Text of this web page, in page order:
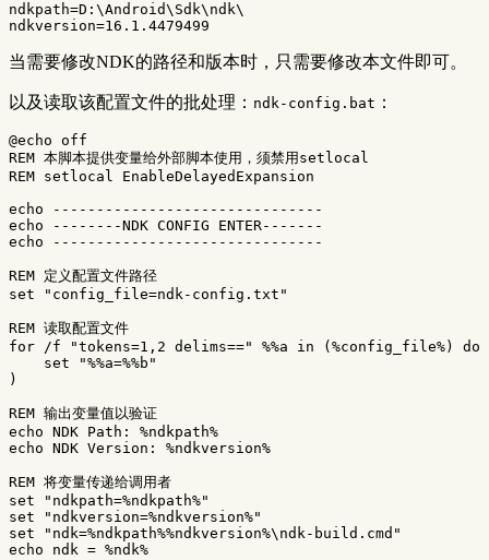
ndkpath=D:\Android\Sdk\ndk\
当需要修改NDK的路径和版本时，只需要修改本文件即可。
以及读取该配置文件的批处理： ndk-config.bat ：
@echo off
REM 本脚本提供变量给外部脚本使用，须禁用setlocal
REM setlocal EnableDelayedExpansion
echo
-------------------------------
echo
------ --NDK CONFIG ENTER-------
echo
-------------------------------
REM 定义配置文件路径
set
"config_file=ndk-config.txt"
REM 读取配置文件
for /f "tokens=1,2 delims==" %%a in ( %config_file%)
do
set
"%%a=%%b "
)
REM 输出变量值以验证
echo NDK Path : %ndkpath%
echo NDK Version : %ndkversion%
REM 将变量传递给调用者
set
"ndkpath=%ndkpath%"
set
"ndkversion=%ndkversion%"
set
"ndk=%ndkpath%%ndkversion%\ndk-build.cmd"
echo
ndk = %ndk%